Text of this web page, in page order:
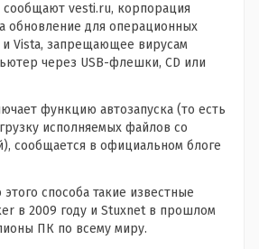
сообщают vesti.ru, корпорация
обновление для операционных
и Vista, запрещающее вирусам
через USB-флешки, CD или
функцию автозапуска (то есть
исполняемых файлов со
сообщается в официальном блоге
способа такие известные
в 2009 году и Stuxnet в прошлом
ПК по всему миру.